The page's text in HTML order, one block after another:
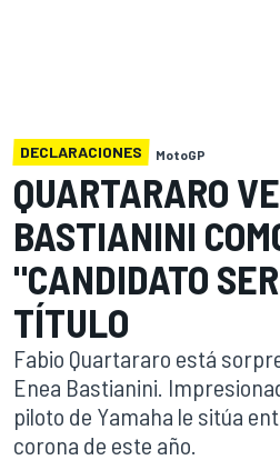
DECLARACIONES MotoGP
QUARTARARO
BASTIANINI
"CANDIDATO
TÍTULO
Fabio Quartararo está
Enea Bastianini.
piloto de Yamaha le sitúa
corona de este año.